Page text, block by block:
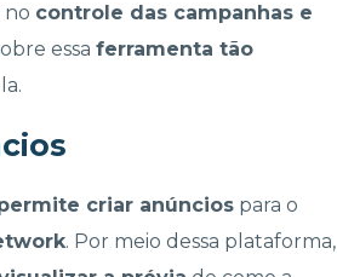
no controle das campanhas e
essa ferramenta tão
criar anúncios para o
. Por meio dessa plataforma,